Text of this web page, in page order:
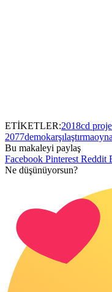
ETİKETLER:2018cd
2077demokarşılaştırma
Bu makaleyi paylaş
Facebook Pinterest Reddit
Ne düşünüyorsun?